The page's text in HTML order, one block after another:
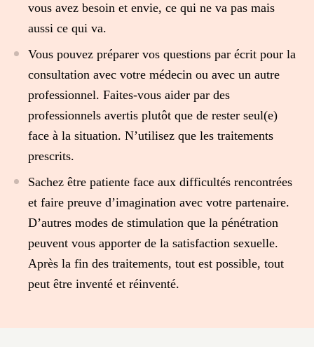
vous avez besoin et envie, ce qui ne va pas mais
aussi ce qui va.
Vous pouvez préparer vos questions par écrit pour la
consultation avec votre médecin ou avec un autre
professionnel. Faites-vous aider par des
professionnels avertis plutôt que de rester seul(e)
face à la situation. N’utilisez que les traitements
prescrits.
Sachez être patiente face aux difficultés rencontrées
et faire preuve d’imagination avec votre partenaire.
D’autres modes de stimulation que la pénétration
peuvent vous apporter de la satisfaction sexuelle.
Après la fin des traitements, tout est possible, tout
peut être inventé et réinventé.